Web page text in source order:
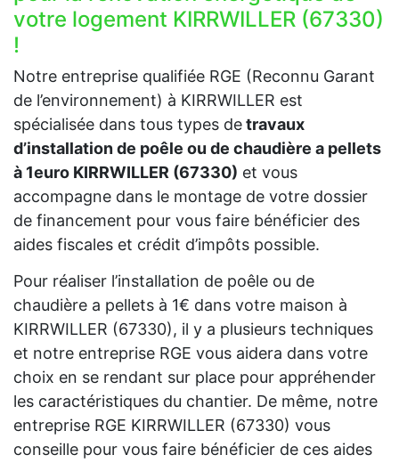
votre logement KIRRWILLER (67330)
!
Notre entreprise qualifiée RGE (Reconnu Garant
de l’environnement) à KIRRWILLER est
spécialisée dans tous types detravaux
d’installation de poêle ou de chaudière a pellets
à 1euro KIRRWILLER (67330) et vous
accompagne dans le montage de votre dossier
de financement pour vous faire bénéficier des
aides fiscales et crédit d’impôts possible.
Pour réaliser l’installation de poêle ou de
chaudière a pellets à 1€ dans votre maison à
KIRRWILLER (67330), il y a plusieurs techniques
et notre entreprise RGE vous aidera dans votre
choix en se rendant sur place pour appréhender
les caractéristiques du chantier. De même, notre
entreprise RGE KIRRWILLER (67330) vous
conseille pour vous faire bénéficier de ces aides